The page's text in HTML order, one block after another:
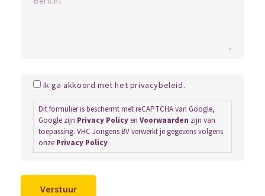
Ik ga akkoord met het privacybeleid.
Dit formulier is beschermt met reCAPTCHA van Google,
Google zijn Privacy Policyen Voorwaarden zijn van
toepassing. VHC Jongens BV verwerkt je gegevens volgens
onze Privacy Policy